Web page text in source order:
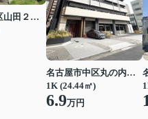
名古屋市北区山田２丁目
名古屋市中区丸の内２丁目
1K (24.44㎡)
6.9万円